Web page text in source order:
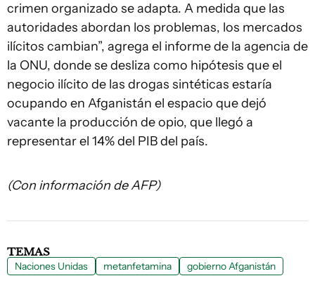
crimen organizado se adapta. A medida que las
autoridades abordan los problemas, los mercados
ilícitos cambian”, agrega el informe de la agencia de
la ONU, donde se desliza como hipótesis que el
negocio ilícito de las drogas sintéticas estaría
ocupando en Afganistán el espacio que dejó
vacante la producción de opio, que llegó a
representar el 14% del PIB del país.
(Con información de AFP)
TEMAS
Naciones Unidas metanfetamina gobierno Afganistán